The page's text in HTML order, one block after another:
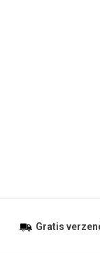
Gratis